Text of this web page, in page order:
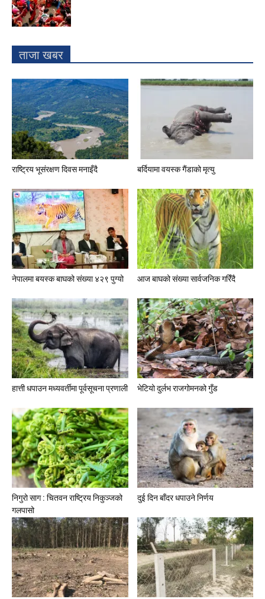
ताजा खबर
राष्ट्रिय भूसंरक्षण दिवस मनाइँदै बर्दियामा वयस्क गैंडाको मृत्यु
नेपालमा बयस्क बाघको संख्या ४२९ पुग्यो आज बाघको संख्या सार्वजनिक गरिँदै
हात्ती धपाउन मध्यवर्तीमा पूर्वसूचना प्रणाली भेटियो दुर्लभ राजगोमनको गुँड
निगुरो साग : चितवन राष्ट्रिय निकुञ्जको
गलपासो
दुई दिन बाँदर धपाउने निर्णय